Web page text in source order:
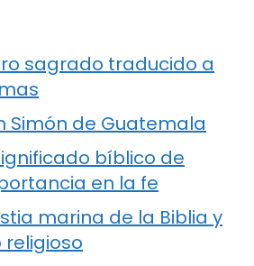
sagrado traducido a
Simón de Guatemala
bíblico de
en la fe
marina de la Biblia y
religioso